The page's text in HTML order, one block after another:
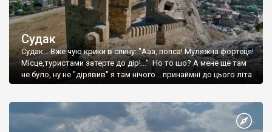
Судак
Судак... Вже чую крики в спину: "Ааа, попса! Муляжна фортеця!
Місце,туристами затерте до дір!..." Но то шо? А мене ще там
не було, ну не "дірявив" я там нічого... принаймні до цього літа.